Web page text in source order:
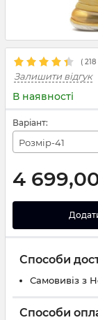
( 218
Залишити відгук
В наявності
Варіант:
Розмір-41
4
Способи
Самовивіз з
Способи